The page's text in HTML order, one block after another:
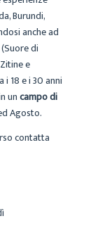
Burundi,
anche ad
di
e
18 e i 30 anni
uncampo di
Agosto.
contatta